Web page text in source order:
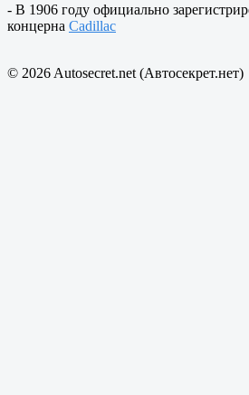
- В 1906 году официально
концерна Cadillac
© 2026 Autosecret.net (Автосекрет.нет)